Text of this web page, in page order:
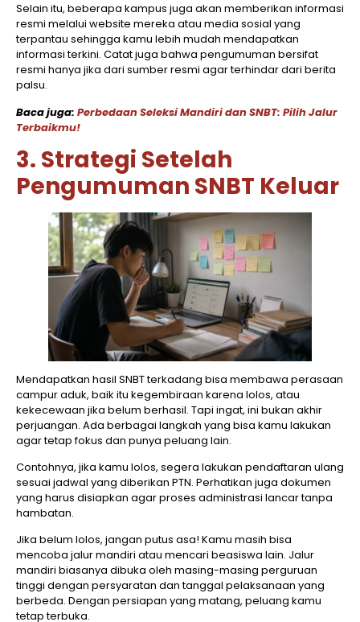
Selain itu, beberapa kampus juga akan memberikan informasi
resmi melalui website mereka atau media sosial yang
terpantau sehingga kamu lebih mudah mendapatkan
informasi terkini. Catat juga bahwa pengumuman bersifat
resmi hanya jika dari sumber resmi agar terhindar dari berita
palsu.
Baca juga: Perbedaan Seleksi Mandiri dan SNBT: Pilih Jalur
Terbaikmu!
3. Strategi Setelah
Pengumuman SNBT Keluar
Mendapatkan hasil SNBT terkadang bisa membawa perasaan
campur aduk, baik itu kegembiraan karena lolos, atau
kekecewaan jika belum berhasil. Tapi ingat, ini bukan akhir
perjuangan. Ada berbagai langkah yang bisa kamu lakukan
agar tetap fokus dan punya peluang lain.
Contohnya, jika kamu lolos, segera lakukan pendaftaran ulang
sesuai jadwal yang diberikan PTN. Perhatikan juga dokumen
yang harus disiapkan agar proses administrasi lancar tanpa
hambatan.
Jika belum lolos, jangan putus asa! Kamu masih bisa
mencoba jalur mandiri atau mencari beasiswa lain. Jalur
mandiri biasanya dibuka oleh masing-masing perguruan
tinggi dengan persyaratan dan tanggal pelaksanaan yang
berbeda. Dengan persiapan yang matang, peluang kamu
tetap terbuka.